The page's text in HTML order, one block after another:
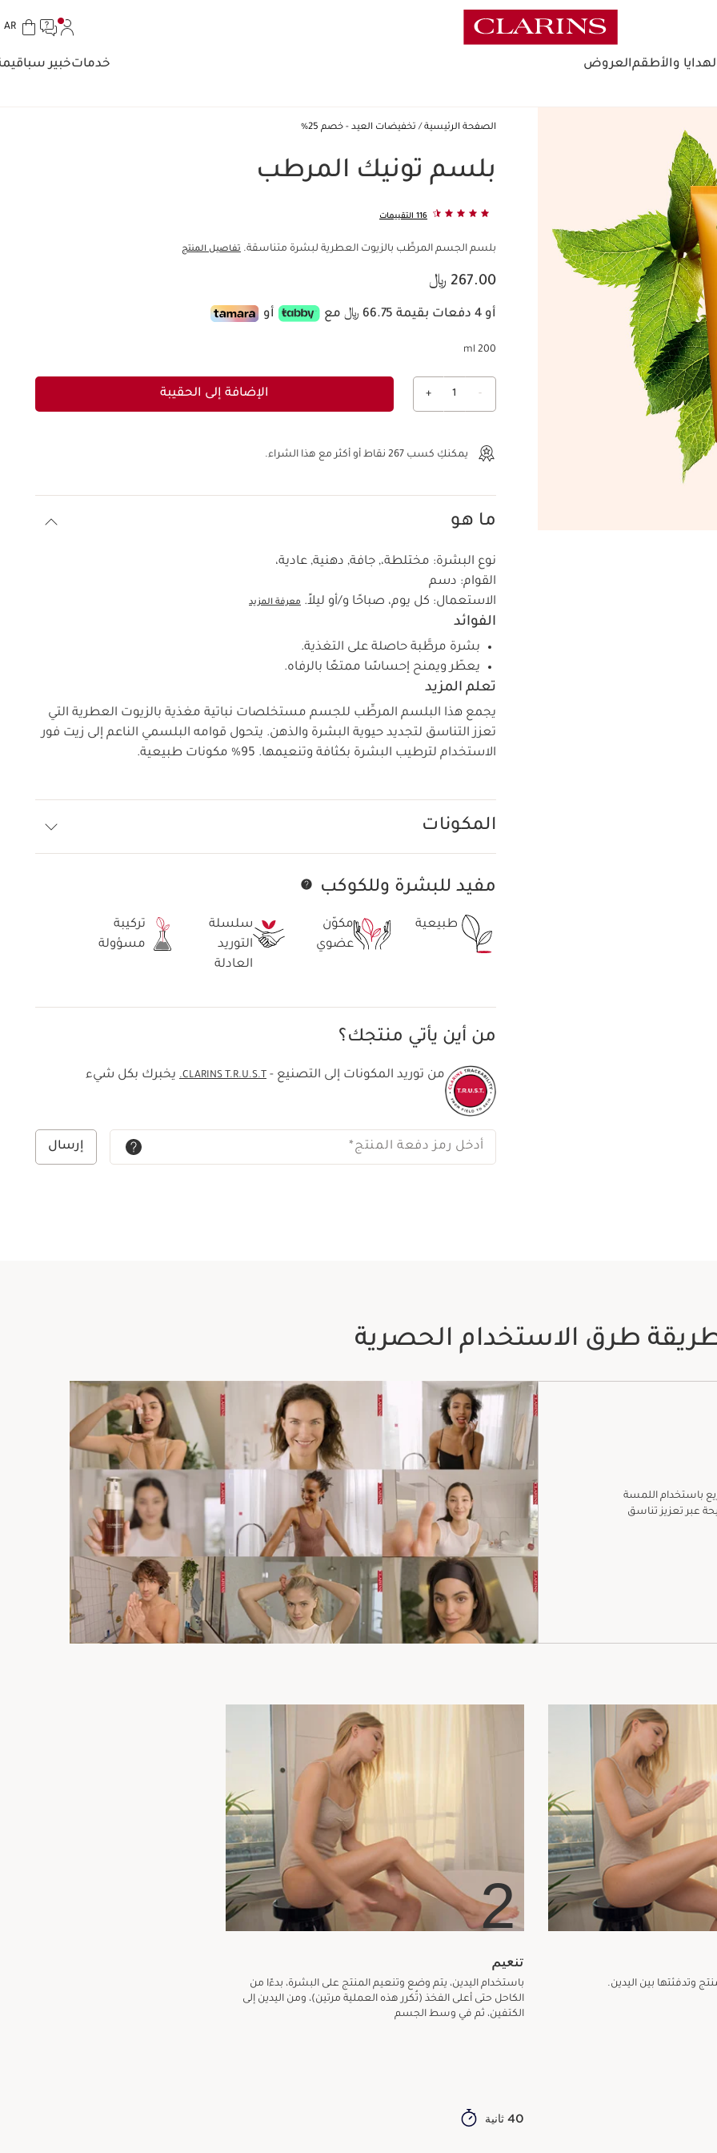
انتقل إلى أسفل الصفحة
AR
والأطقمالعروض خدماتخبير سبا
الصفحة الرئيسية تخفيضات العيد - خصم 25%
بلسم تونيك المرطب
116 التقييمات
بلسم الجسم المرطِّب بالزيوت العطرية لبشرة متناسقة. تفاصيل المنتج
السعر الحالي هو 267.00 ﷼
267.00 ﷼
أو 4 دفعات بقيمة 66.75 ﷼ مع أو
200 ml
-
1
+ الإضافة إلى الحقيبة
يمكنكِ كسب 267 نقاط أو أكثر مع هذا الشراء.
ما هو
نوع البشرة: مختلطة،, جافة, دهنية, عادية،
القوام: دسم
الاستعمال: كل يوم، صباحًا و/أو ليلاً. معرفة المزيد
الفوائد
بشرة مرطَّبة حاصلة على التغذية.
يعطّر ويمنح إحساسًا ممتعًا بالرفاه.
تعلم المزيد
يجمع هذا البلسم المرطِّب للجسم مستخلصات نباتية مغذية بالزيوت العطرية التي
تعزز التناسق لتجديد حيوية البشرة والذهن. يتحول قوامه البلسمي الناعم إلى زيت فور
الاستخدام لترطيب البشرة بكثافة وتنعيمها. 95% مكونات طبيعية.
المكونات
مفيد للبشرة وللكوكب
طبيعية
مكوّن
عضوي
سلسلة
التوريد
العادلة
تركيبة
مسؤولة
من أين يأتي منتجك؟
من توريد المكونات إلى التصنيع - CLARINS T.R.U.S.T. يخبرك بكل شيء
أدخل رمز دفعة المنتج* إرسال
طرق الاستخدام الحصرية
باستخدام اللمسة
عبر تعزيز تناسق
وتدفئتها بين اليدين.
2
تنعيم
باستخدام اليدين، يتم وضع وتنعيم المنتج على البشرة، بدءًا من
الكاحل حتى أعلى الفخذ (تُكرر هذه العملية مرتين)، ومن اليدين إلى
الكتفين، ثم في وسط الجسم
40 ثانية